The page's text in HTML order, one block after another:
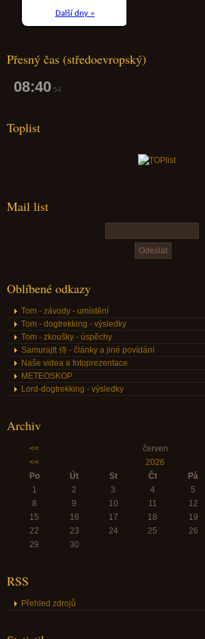
Přesný čas (středoevropský)
08:40 55
Toplist
Mail list
Oblíbené odkazy
Tom - závody - umístění
Tom - dogtrekking - výsledky
Tom - zkoušky - úspěchy
Samurajtt 侍 - články a jiné povídání
Naše videa a fotoprezentace
METEOSKOP
Lord-dogtrekking - výsledky
Archiv
<< červen
<<
2026
Po
Út St Čt Pá
1
2 3 4 5
8
9 10 11 12
15
16 17 18 19
22
23 24 25 26
29
30
RSS
Přehled zdrojů